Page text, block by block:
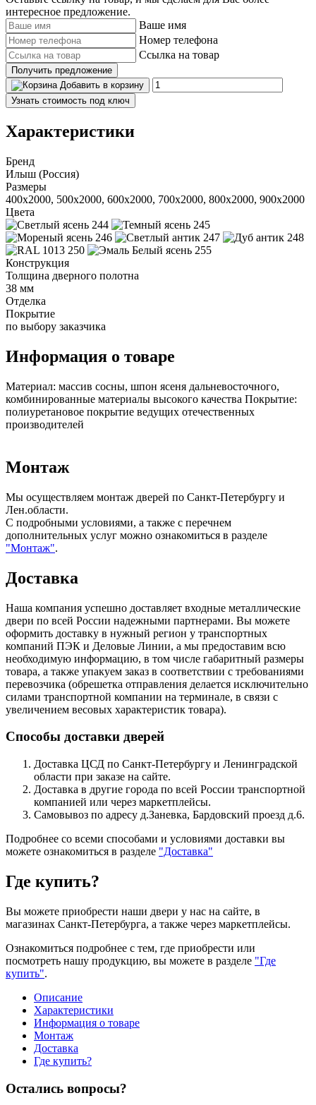
интересное предложение.
Ваше имя
Номер телефона
Ссылка на товар
Получить предложение
Добавить в корзину
Узнать стоимость под ключ
Характеристики
Бренд
Илыш (Россия)
Размеры
400x2000, 500x2000, 600x2000, 700x2000, 800x2000, 900x2000
Цвета
Конструкция
Толщина дверного полотна
38 мм
Отделка
Покрытие
по выбору заказчика
Информация о товаре
Материал: массив сосны, шпон ясеня дальневосточного,
комбинированные материалы высокого качества Покрытие:
полиуретановое покрытие ведущих отечественных
производителей
Монтаж
Мы осуществляем монтаж дверей по Санкт-Петербургу и
Лен.области.
С подробными условиями, а также с перечнем
дополнительных услуг можно ознакомиться в разделе
"Монтаж".
Доставка
Наша компания успешно доставляет входные металлические
двери по всей России надежными партнерами. Вы можете
оформить доставку в нужный регион у транспортных
компаний ПЭК и Деловые Линии, а мы предоставим всю
необходимую информацию, в том числе габаритный размеры
товара, а также упакуем заказ в соответствии с требованиями
перевозчика (обрешетка отправления делается исключительно
силами транспортной компании на терминале, в связи с
увеличением весовых характеристик товара).
Способы доставки дверей
Доставка ЦСД по Санкт-Петербургу и Ленинградской
области при заказе на сайте.
Доставка в другие города по всей России транспортной
компанией или через маркетплейсы.
Самовывоз по адресу д.Заневка, Бардовский проезд д.6.
Подробнее со всеми способами и условиями доставки вы
можете ознакомиться в разделе "Доставка"
Где купить?
Вы можете приобрести наши двери у нас на сайте, в
магазинах Санкт-Петербурга, а также через маркетплейсы.
Ознакомиться подробнее с тем, где приобрести или
посмотреть нашу продукцию, вы можете в разделе "Где
купить".
Описание
Характеристики
Информация о товаре
Монтаж
Доставка
Где купить?
Остались вопросы?